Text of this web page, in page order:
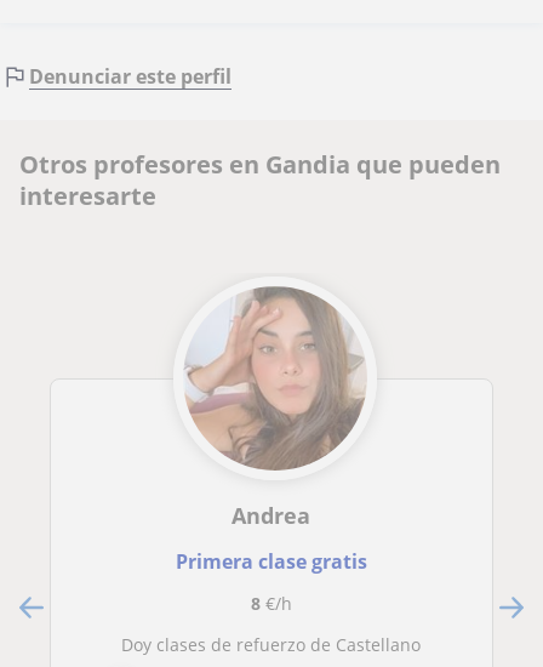
Denunciar este perfil
Otros profesores en Gandia que pueden
interesarte
Andrea
Primera clase gratis
8€/h
Doy clases de refuerzo de Castellano